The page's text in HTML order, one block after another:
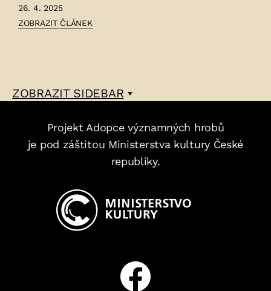
26. 4. 2025
ČLÁNEK:
ZOBRAZIT ČLÁNEK
ZOBRAZITSIDEBAR
Projekt Adopce významných hrobů
je pod záštitou Ministerstva kultury České
republiky.
Facebook